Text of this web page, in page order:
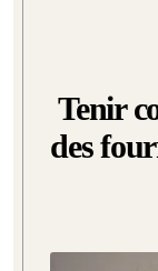
Tenir
des